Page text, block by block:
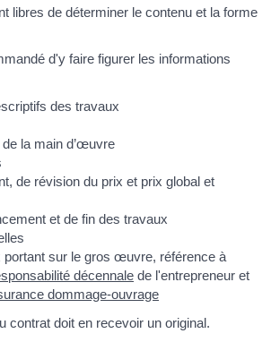
libres de déterminer le contenu et la forme
d'y faire figurer les informations
des travaux
la main d’œuvre
de révision du prix et prix global et
et de fin des travaux
portant sur le gros œuvre, référence à
décennale de l'entrepreneur et
dommage-ouvrage
contrat doit en recevoir un original.